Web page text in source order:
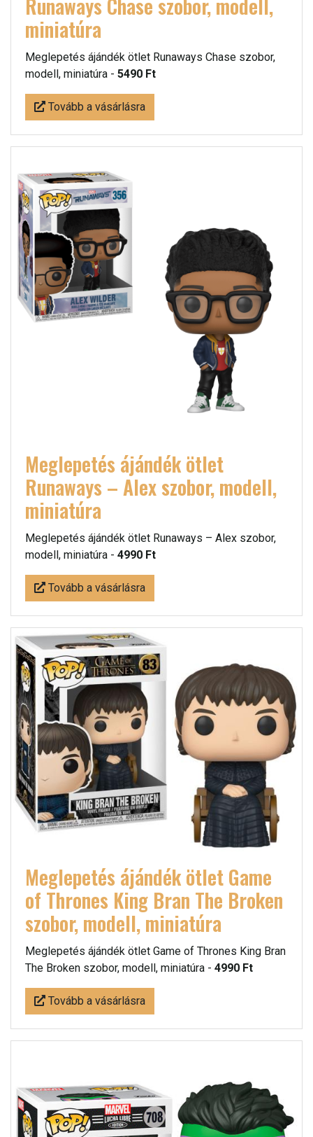
Runaways Chase szobor, modell,
miniatúra
Meglepetés ájándék ötlet Runaways Chase szobor,
modell, miniatúra - 5490 Ft
Tovább a vásárlásra
Meglepetés ájándék ötlet
Runaways – Alex szobor, modell,
miniatúra
Meglepetés ájándék ötlet Runaways – Alex szobor,
modell, miniatúra - 4990 Ft
Tovább a vásárlásra
Meglepetés ájándék ötlet Game
of Thrones King Bran The Broken
szobor, modell, miniatúra
Meglepetés ájándék ötlet Game of Thrones King Bran
The Broken szobor, modell, miniatúra - 4990 Ft
Tovább a vásárlásra